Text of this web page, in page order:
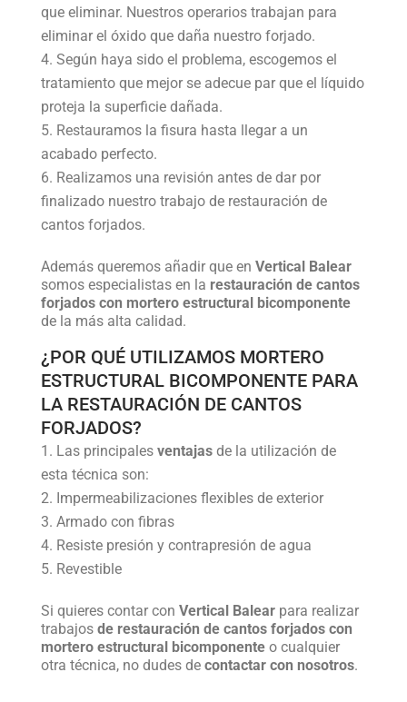
que eliminar. Nuestros operarios trabajan para
eliminar el óxido que daña nuestro forjado.
Según haya sido el problema, escogemos el
tratamiento que mejor se adecue par que el líquido
proteja la superficie dañada.
Restauramos la fisura hasta llegar a un
acabado perfecto.
Realizamos una revisión antes de dar por
finalizado nuestro trabajo de restauración de
cantos forjados.
Además queremos añadir que en Vertical Balear
somos especialistas en la restauración de cantos
forjados con mortero estructural bicomponente
de la más alta calidad.
¿POR QUÉ UTILIZAMOS MORTERO
ESTRUCTURAL BICOMPONENTE PARA
LA RESTAURACIÓN DE CANTOS
FORJADOS?
Las principales ventajasde la utilización de
esta técnica son:
Impermeabilizaciones flexibles de exterior
Armado con fibras
Resiste presión y contrapresión de agua
Revestible
Si quieres contar con Vertical Balearpara realizar
trabajos de restauración de cantos forjados con
mortero estructural bicomponenteo cualquier
otra técnica, no dudes de contactar con nosotros.